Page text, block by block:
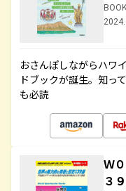
おさんぽしながらハワ
ドブックが誕生。知っ
も必読
Ｗ
３